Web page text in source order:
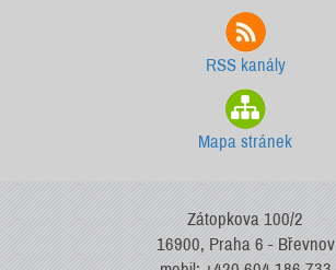
RSS kanály
Mapa stránek
Zátopkova 100/2
16900, Praha 6 - Břevnov